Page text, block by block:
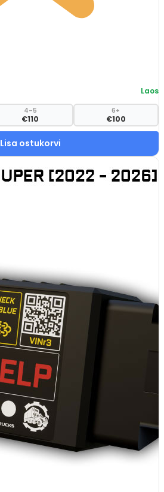
Laos
4–5
€110
6+
€100
Lisa ostukorvi